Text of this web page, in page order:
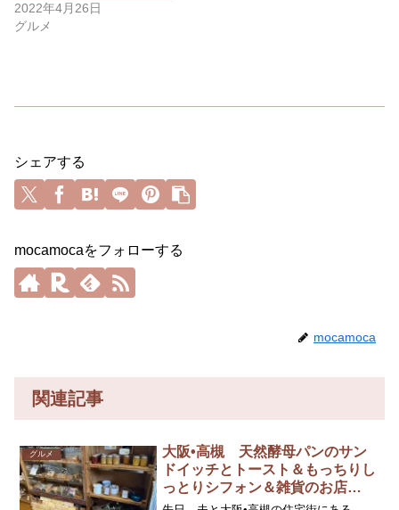
2022年4月26日
グルメ
シェアする
mocamocaをフォローする
mocamoca
関連記事
グルメ
大阪•高槻 天然酵母パンのサン
ドイッチとトースト＆もっちりし
っとりシフォン＆雑貨のお店
【MAKE E CAFE】（メイクイー